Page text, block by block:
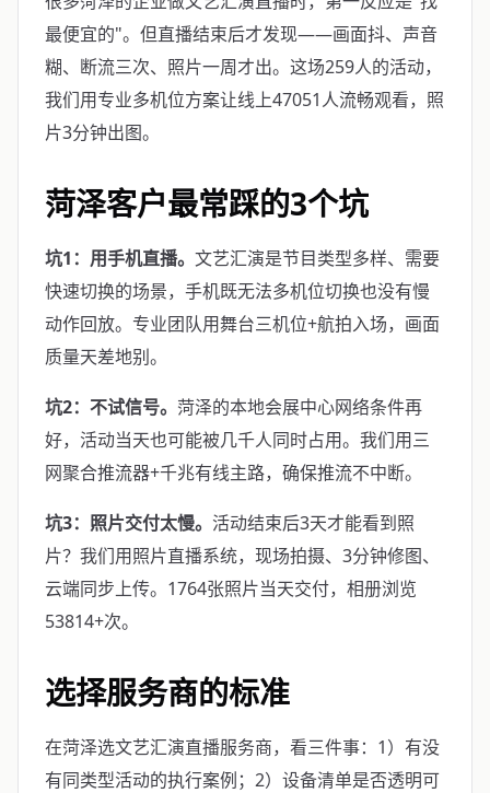
最便宜的"。但直播结束后才发现——画面抖、声音
糊、断流三次、照片一周才出。这场259人的活动，
我们用专业多机位方案让线上47051人流畅观看，照
片3分钟出图。
菏泽客户最常踩的3个坑
坑1：用手机直播。 文艺汇演是节目类型多样、需要
快速切换的场景，手机既无法多机位切换也没有慢
动作回放。专业团队用舞台三机位+航拍入场，画面
质量天差地别。
坑2：不试信号。 菏泽的本地会展中心网络条件再
好，活动当天也可能被几千人同时占用。我们用三
网聚合推流器+千兆有线主路，确保推流不中断。
坑3：照片交付太慢。 活动结束后3天才能看到照
片？我们用照片直播系统，现场拍摄、3分钟修图、
云端同步上传。1764张照片当天交付，相册浏览
53814+次。
选择服务商的标准
在菏泽选文艺汇演直播服务商，看三件事：1）有没
有同类型活动的执行案例；2）设备清单是否透明可